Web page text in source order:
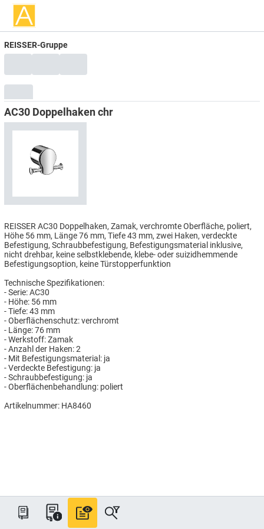
REISSER-Gruppe
AC30 Doppelhaken chr
REISSER AC30 Doppelhaken, Zamak, verchromte Oberfläche, poliert,
Höhe 56 mm, Länge 76 mm, Tiefe 43 mm, zwei Haken, verdeckte
Befestigung, Schraubbefestigung, Befestigungsmaterial inklusive,
nicht drehbar, keine selbstklebende, klebe- oder suizidhemmende
Befestigungsoption, keine Türstopperfunktion
Technische Spezifikationen:
- Serie: AC30
- Höhe: 56 mm
- Tiefe: 43 mm
- Oberflächenschutz: verchromt
- Länge: 76 mm
- Werkstoff: Zamak
- Anzahl der Haken: 2
- Mit Befestigungsmaterial: ja
- Verdeckte Befestigung: ja
- Schraubbefestigung: ja
- Oberflächenbehandlung: poliert
Artikelnummer: HA8460